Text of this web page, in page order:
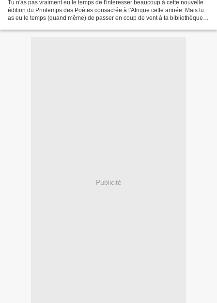
Tu n'as pas vraiment eu le temps de t'intéresser beaucoup à cette nouvelle
édition du Printemps des Poètes consacrée à l'Afrique cette année. Mais tu
as eu le temps (quand même) de passer en coup de vent à ta bibliothèque
Publicité